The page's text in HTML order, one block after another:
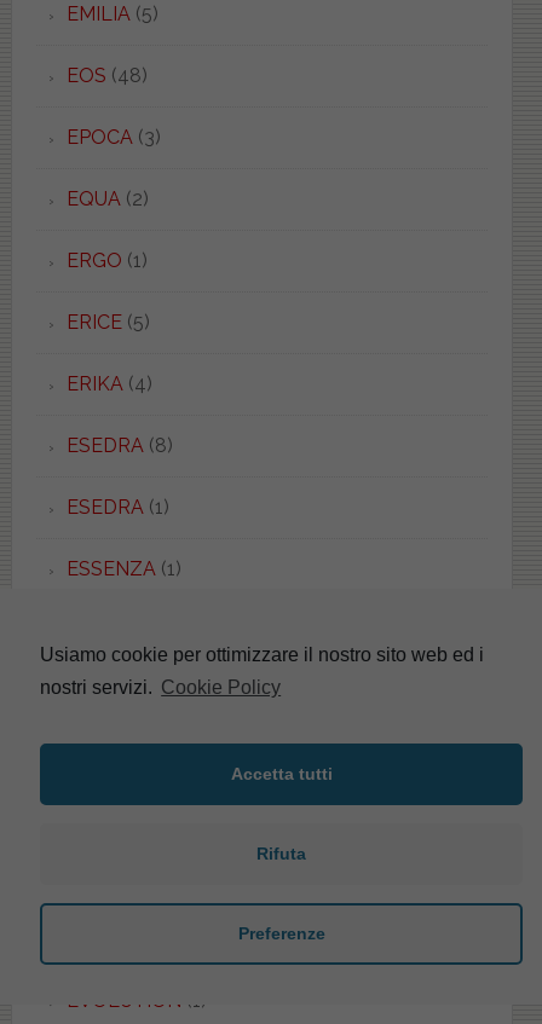
EMILIA (5)
EOS (48)
EPOCA (3)
EQUA (2)
ERGO (1)
ERICE(5)
ERIKA (4)
ESEDRA (8)
ESEDRA (1)
ESSENZA (1)
EURO(2)
EVOLUTION (1)
Usiamo cookie per ottimizzare il nostro sito web ed i
nostri servizi. Cookie Policy
Accetta tutti
Rifuta
Preferenze